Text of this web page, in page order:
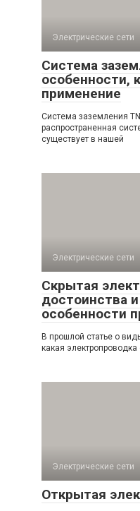
Электрические сети
Система
особенности,
применение
Система заземления
распространенная
существует в нашей
Электрические сети
Скрытая
достоинства
особенности
В прошлой статье о
какая
Электрические сети
Открытая